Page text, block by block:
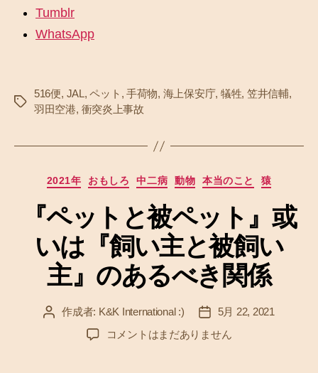
Tumblr
WhatsApp
タ
516便, JAL ,ペット , 手荷物, 海上保安庁, 犠牲, 笠井信輔,
羽田空港, 衝突炎上事故
カ
ゴ
リ
ー
2021年 おもしろ 中二病 動物 本当のこと 猿
『ペットと被ペット』或
いは『飼い主と被飼い
主』のあるべき関係
投 作成者: K&K International :)
投
稿
日
5月 22, 2021
『
コメントはまだありません